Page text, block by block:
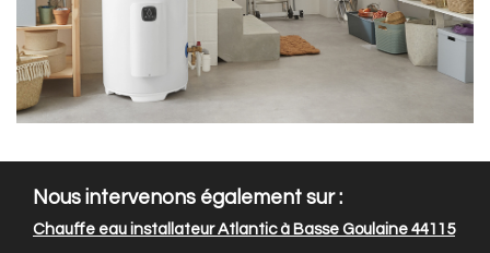
Nous intervenons également sur :
Chauffe eau installateur Atlantic à Basse Goulaine 44115